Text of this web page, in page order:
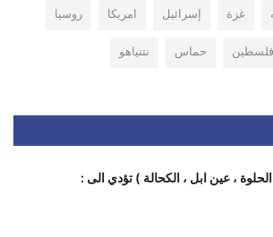
غزة إسرائيل امريكا
روسيا
فلسطين حماس نتنياهو
، عين ابل ، الكحالة ) تؤدي الى :